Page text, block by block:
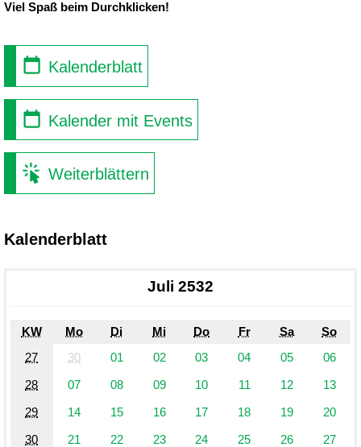
Viel Spaß beim Durchklicken!
Kalenderblatt
Kalender mit Events
Weiterblättern
Kalenderblatt
Juli 2532
KW Mo Di Mi Do Fr Sa
So
27
30 01 02 03 04 05
06
28
07 08 09 10 11 12
13
29
14 15 16 17 18 19
20
30
21 22 23 24 25 26
27